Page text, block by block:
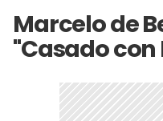
Marcelo de
"Casado con